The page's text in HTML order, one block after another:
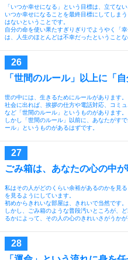
「いつか幸せになる」という目標は、立てな
いつか幸せになることを最終目標にしてしま
はないということです。
自分の命を使い果たすぎりぎりでようやく「
は、人生のほとんどは不幸だったということな
「世間のルール」以上に「
世の中には、生きるためにルールがあります。
社会に出れば、挨拶の仕方や電話対応、コミ
など「世間のルール」というものがあります。
しかし「世間のルール」以前に、あなたがす
ール」というものがあるはずです。
ごみ箱は、あなたの心の中が
私はその人がどのくらい余裕があるのかを見
を見るようにしています。
初めからきれいな部屋は、きれいで当然です。
しかし、ごみ箱のような普段汚いところが、
るかによって、その人の心のきれいさがうかが